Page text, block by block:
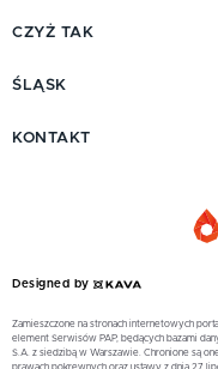
CZYŻ TAK
ŚLĄSK
KONTAKT
Designed by
Zamieszczone na stronach internetowych
element Serwisów PAP, będących bazami
S.A. z siedzibą w Warszawie. Chronione są